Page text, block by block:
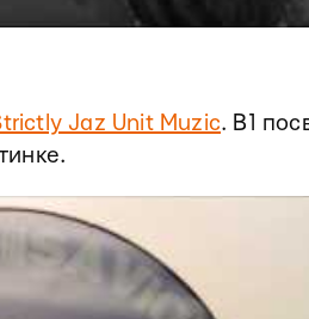
Jaz Unit Muzic. B1